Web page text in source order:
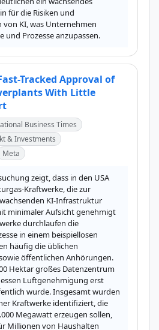
für die Risiken und
KI, was Unternehmen
und Prozesse anzupassen.
Tracked Approval of
With Little
Business Times
& Investments
Meta
zeigt, dass in den USA
Kraftwerke, die zur
KI-Infrastruktur
minimaler Aufsicht genehmigt
durchlaufen die
in einem beispiellosen
häufig die üblichen
öffentlichen Anhörungen.
Hektar großes Datenzentrum
Luftgenehmigung erst
wurde. Insgesamt wurden
Kraftwerke identifiziert, die
Megawatt erzeugen sollen,
Millionen von Haushalten